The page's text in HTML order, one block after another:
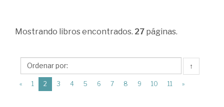
Sociología
>
Sociología
de
Mostrando libros encontrados. 27 páginas.
↑
« 1 2 (current)
3 4 5 6 7 8 9 10 11 »